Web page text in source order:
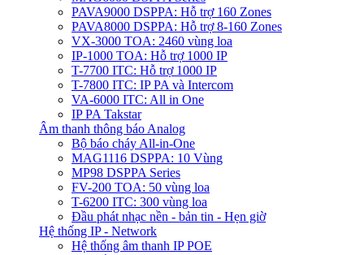
PAVA9000 DSPPA: Hỗ trợ 160 Zones
PAVA8000 DSPPA: Hỗ trợ 8-160 Zones
VX-3000 TOA: 2460 vùng loa
IP-1000 TOA: Hỗ trợ 1000 IP
T-7700 ITC: Hỗ trợ 1000 IP
T-7800 ITC: IP PA và Intercom
VA-6000 ITC: All in One
IP PA Takstar
Âm thanh thông báo Analog
Bộ báo cháy All-in-One
MAG1116 DSPPA: 10 Vùng
MP98 DSPPA Series
FV-200 TOA: 50 vùng loa
T-6200 ITC: 300 vùng loa
Đầu phát nhạc nền - bản tin - Hẹn giờ
Hệ thống IP - Network
Hệ thống âm thanh IP POE